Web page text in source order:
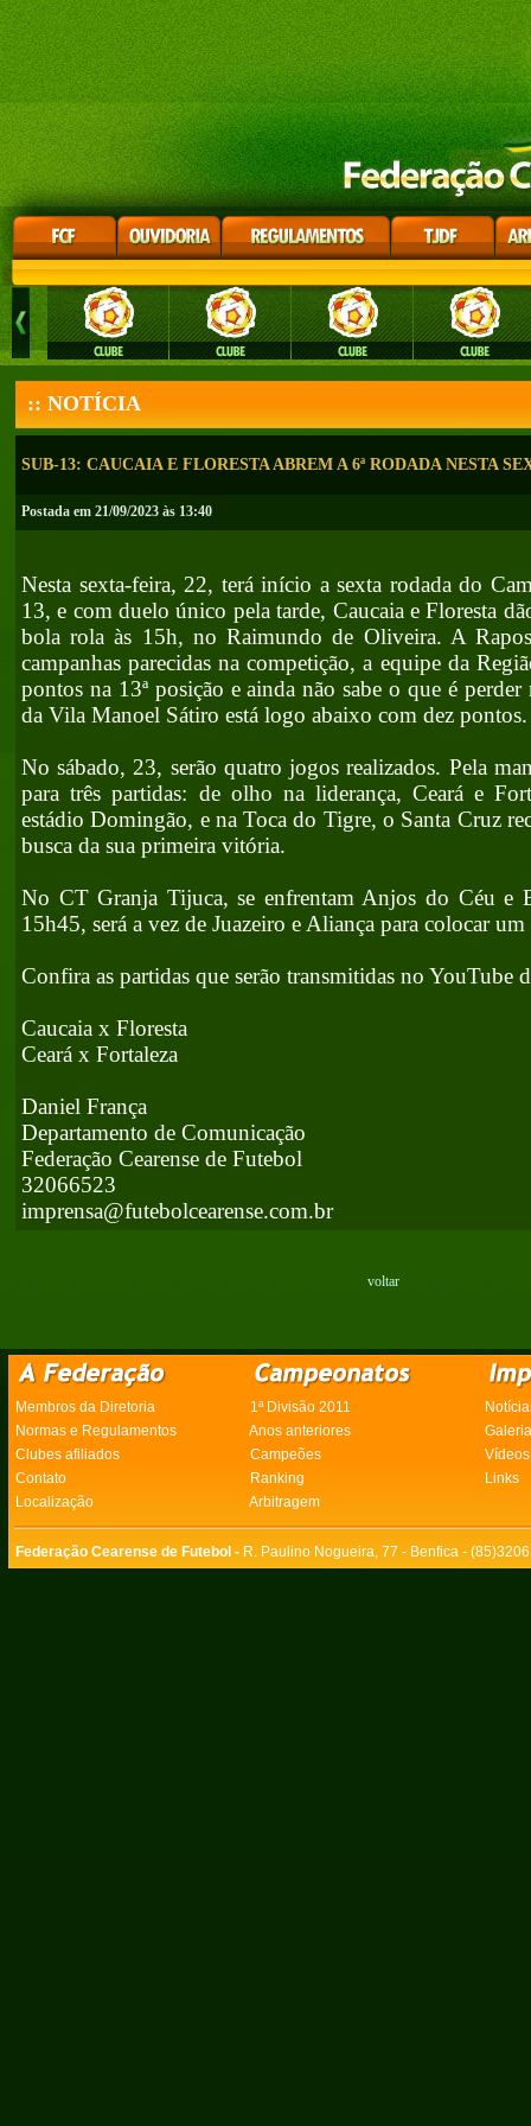
:: NOTÍCIA
SUB-13: CAUCAIA E FLORESTA ABREM A 6ª RODADA NESTA
Postada em 21/09/2023 às 13:40
Nesta sexta-feira, 22, terá início a sexta rodada do
13, e com duelo único pela tarde, Caucaia e Floresta
bola rola às 15h, no Raimundo de Oliveira. A
campanhas parecidas na competição, a equipe da
pontos na 13ª posição e ainda não sabe o que é
da Vila Manoel Sátiro está logo abaixo com dez pontos.
No sábado, 23, serão quatro jogos realizados. Pela
para três partidas: de olho na liderança, Ceará e
estádio Domingão, e na Toca do Tigre, o Santa Cruz
busca da sua primeira vitória.
No CT Granja Tijuca, se enfrentam Anjos do Céu e
15h45, será a vez de Juazeiro e Aliança para colocar
Confira as partidas que serão transmitidas no YouTube
Caucaia x Floresta
Ceará x Fortaleza
Daniel França
Departamento de Comunicação
Federação Cearense de Futebol
32066523
imprensa@futebolcearense.com.br
voltar
Membros da Diretoria 1ª Divisão 2011
Normas e Regulamentos
Anos anteriores
Clubes afiliados
Campeões
Vídeos
Contato
Ranking
Links
Localização
Arbitragem
Federação Cearense de Futebol - R. Paulino Nogueira, 77 - Benfica -